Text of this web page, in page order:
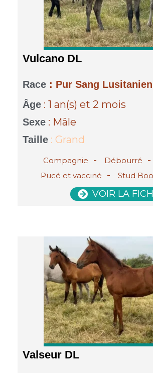
Vulcano DL
Race : Pur Sang Lusitanien
Âge : 1 an(s)et 2 mois
Sexe : Mâle
Taille : Grand
Compagnie - Débourré -
Pucé et vacciné - Stud
VOIR LA
Valseur DL